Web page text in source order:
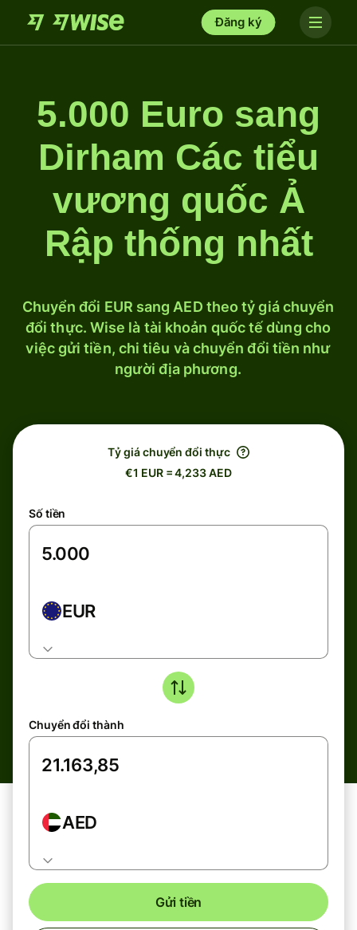
Đăng ký
5.000 Euro sang
Dirham Các tiểu
vương quốc Ả
Rập thống nhất
Chuyển đổi EUR sang AED theo tỷ giá chuyển
đổi thực. Wise là tài khoản quốc tế dùng cho
việc gửi tiền, chi tiêu và chuyển đổi tiền như
người địa phương.
Tỷ giá chuyển đổi thực
€1 EUR = 4,233 AED
Số tiền
EUR
Chuyển đổi thành
AED
Gửi tiền